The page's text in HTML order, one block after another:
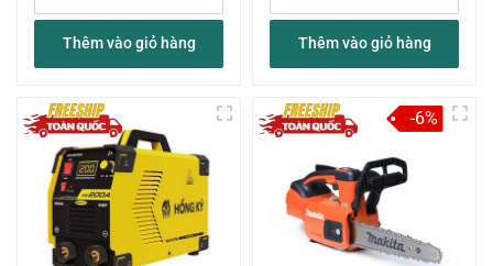
Thêm vào giỏ hàng Thêm vào giỏ hàng
-6%